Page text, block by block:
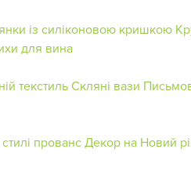
із силіконовою кришкою
для вина
текстильСкляні вази
провансДекор на Новий